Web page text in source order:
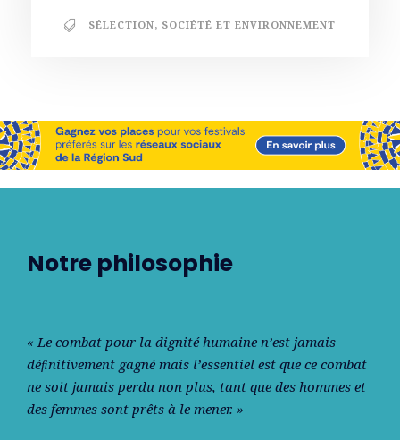
SÉLECTION, SOCIÉTÉ ET ENVIRONNEMENT
Notre philosophie
« Le combat pour la dignité humaine n’est jamais
déﬁnitivement gagné mais l’essentiel est que ce combat
ne soit jamais perdu non plus, tant que des hommes et
des femmes sont prêts à le mener. »